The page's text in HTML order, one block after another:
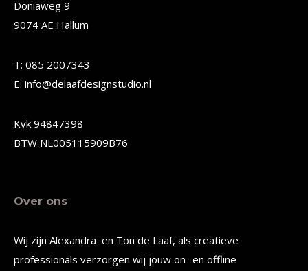
optie
kan
worden
de
productpagina
Doniaweg 9
9074 AE Hallum
T: 085 2007343
E: info@delaafdesignstudio.nl
Kvk 94847398
BTW NL005115909B76
Over ons
Wij zijn Alexandra en Ton de Laaf, als creatieve
professionals verzorgen wij jouw on- en offline